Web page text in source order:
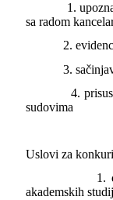
1.
sa radom
2.
3.
4.
sudovima
Uslovi za
1. da je
akademskih